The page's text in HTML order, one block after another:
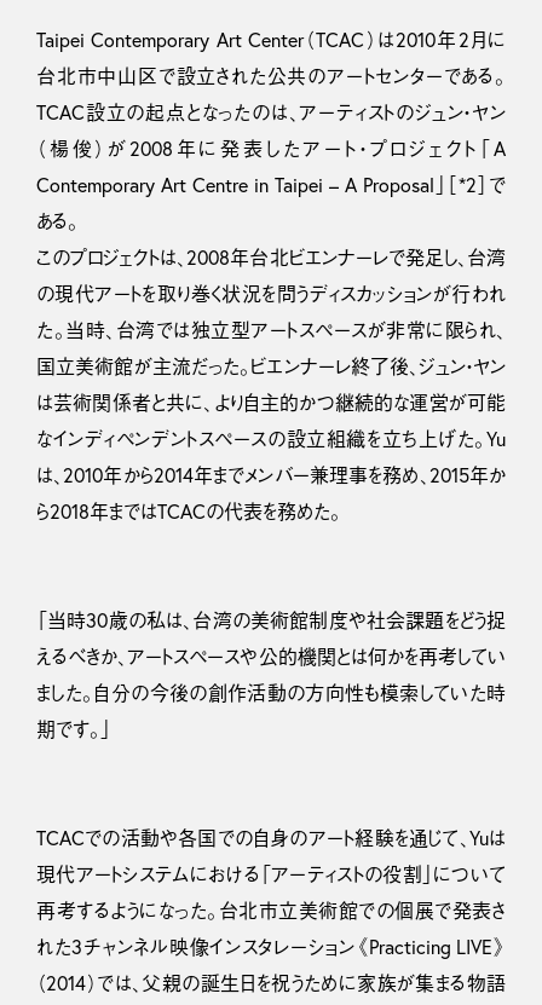
Taipei Contemporary Art Center（TCAC）は2010年2月に
台北市中山区で設立された公共のアートセンターである。
TCAC設立の起点となったのは、アーティストのジュン・ヤン
（楊俊）が2008年に発表したアート・プロジェクト「A
Contemporary Art Centre in Taipei – A Proposal」［*2］で
ある。
このプロジェクトは、2008年台北ビエンナーレで発足し、台湾
の現代アートを取り巻く状況を問うディスカッションが行われ
た。当時、台湾では独立型アートスペースが非常に限られ、
国立美術館が主流だった。ビエンナーレ終了後、ジュン・ヤン
は芸術関係者と共に、より自主的かつ継続的な運営が可能
なインディペンデントスペースの設立組織を立ち上げた。Yu
は、2010年から2014年までメンバー兼理事を務め、2015年か
ら2018年まではTCACの代表を務めた。
「当時30歳の私は、台湾の美術館制度や社会課題をどう捉
えるべきか、アートスペースや公的機関とは何かを再考してい
ました。自分の今後の創作活動の方向性も模索していた時
期です。」
TCACでの活動や各国での自身のアート経験を通じて、Yuは
現代アートシステムにおける「アーティストの役割」について
再考するようになった。台北市立美術館での個展で発表さ
れた3チャンネル映像インスタレーション《Practicing LIVE》
（2014）では、父親の誕生日を祝うために家族が集まる物語